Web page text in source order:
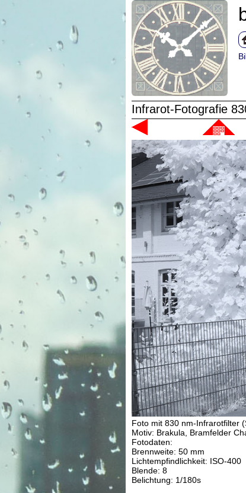
Infrarot-Fotografie
Foto mit 830 nm-Infrarotfilter
Motiv: Brakula, Bramfelder
Fotodaten:
Brennweite: 50 mm
Lichtempfindlichkeit: ISO-400
Blende: 8
Belichtung: 1/180s